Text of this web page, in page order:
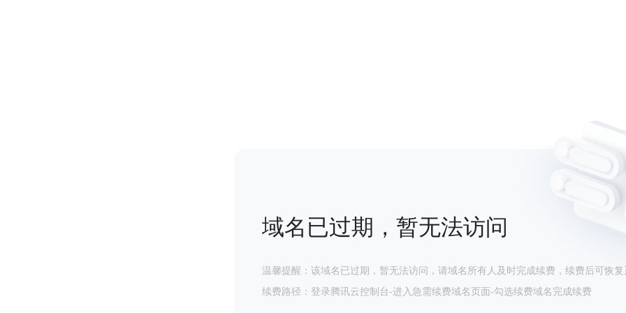
域名已过期，暂无法访问
温馨提醒：该域名已过期，暂无法访问，请域名所有人及时完成续费，续费后可恢复
续费路径：登录腾讯云控制台-进入急需续费域名页面-勾选续费域名完成续费